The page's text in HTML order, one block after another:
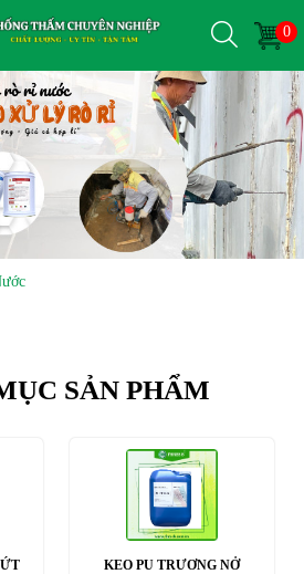
0
SẢN PHẨM
KEO PU TRƯƠNG NỞ